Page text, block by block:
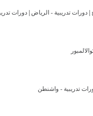
دورات تدريبية - الرياض دورات
تدريبية - واشنطن